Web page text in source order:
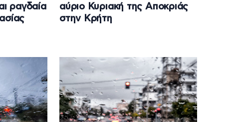
ραγδαία
αύριο Κυριακή της Αποκριάς
στην Κρήτη